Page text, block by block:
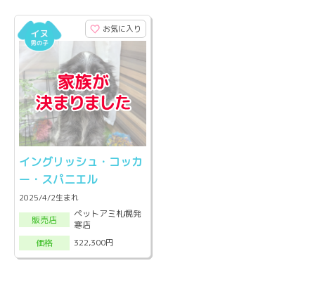
お気に入り
イングリッシュ・コッカ
ー・スパニエル
2025/4/2生まれ
販売店
ペットアミ札幌発
寒店
価格
322,300円